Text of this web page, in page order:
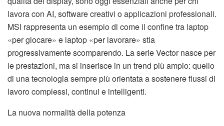
lavora con AI, software creativi o applicazioni professionali.
MSI rappresenta un esempio di come il confine tra laptop
«per giocare» e laptop «per lavorare» stia
progressivamente scomparendo. La serie Vector nasce per
le prestazioni, ma si inserisce in un trend più ampio: quello
di una tecnologia sempre più orientata a sostenere flussi di
lavoro complessi, continui e intelligenti.
La nuova normalità della potenza